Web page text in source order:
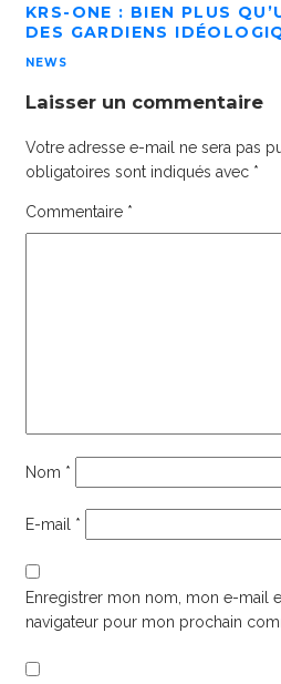
KRS-ONE : BIEN PLUS
DES GARDIENS
NEWS
Laisser un commentaire
Votre adresse e-mail ne sera pas
obligatoires sont indiqués avec *
Commentaire *
Nom *
E-mail *
Enregistrer mon nom, mon e-mail
navigateur pour mon prochain